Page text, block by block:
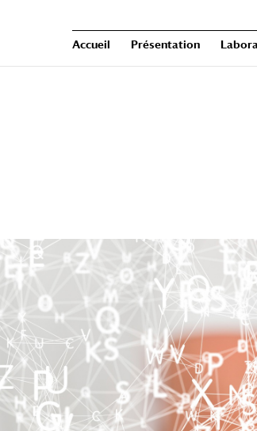
Accueil Présentation